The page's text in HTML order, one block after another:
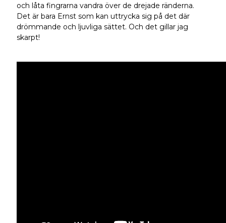
och låta fingrarna vandra över de drejade ränderna.
Det är bara Ernst som kan uttrycka sig på det där
drömmande och ljuvliga sättet. Och det gillar jag
skarpt!